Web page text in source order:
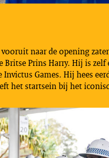
naar de opening
Prins Harry. Hij is zelf
Games. Hij hees
het startsein bij het